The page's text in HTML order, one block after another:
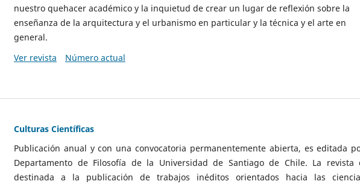
nuestro quehacer académico y la inquietud de crear un lugar de reflexión sobre la
enseñanza de la arquitectura y el urbanismo en particular y la técnica y el arte en
general.
Ver revista
Número actual
Culturas Científicas
Publicación anual y con una convocatoria permanentemente abierta, es editada
Departamento de Filosofía de la Universidad de Santiago de Chile. La revista
destinada a la publicación de trabajos inéditos orientados hacia las